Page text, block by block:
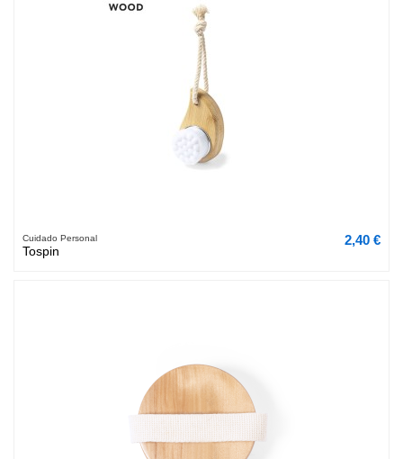
Cuidado Personal
Tospin
2,40 €